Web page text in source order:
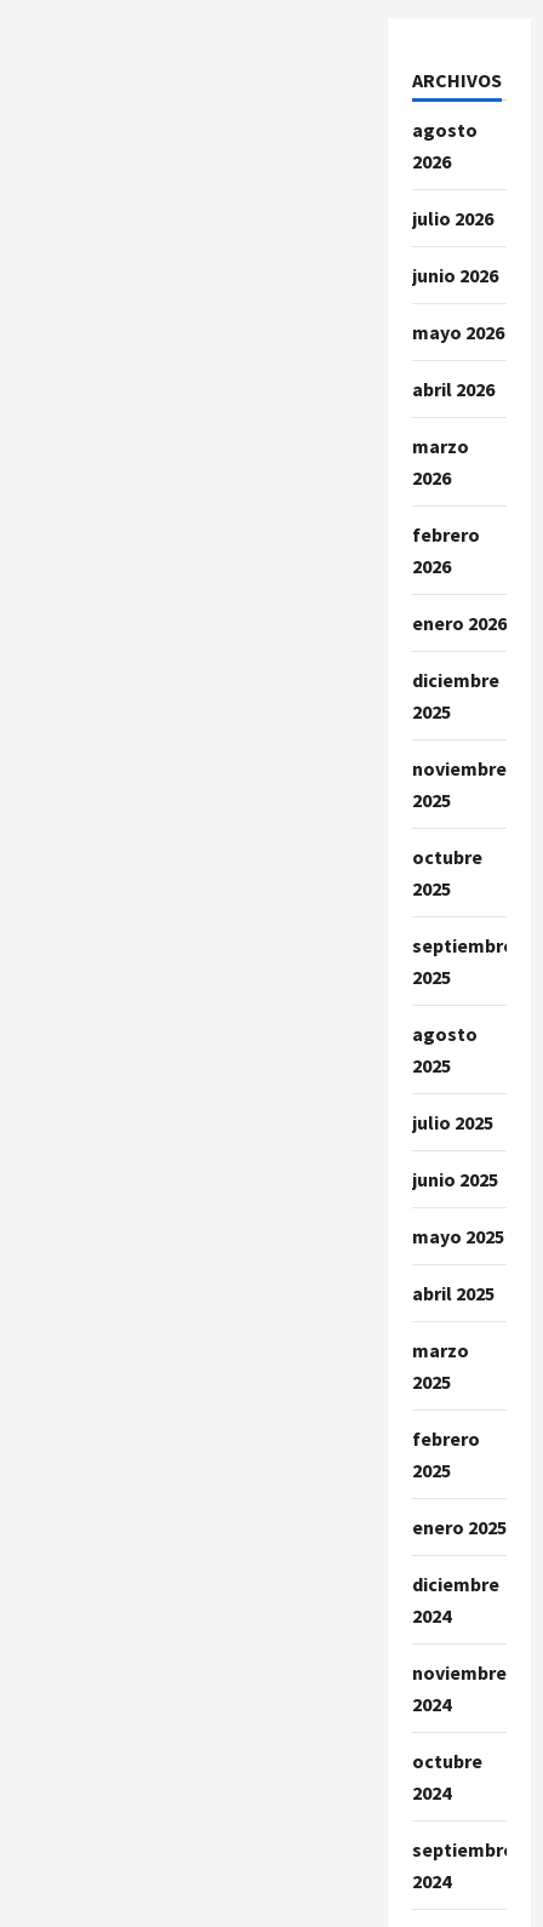
ARCHIVOS
agosto
2026
julio 2026
junio 2026
mayo 2026
abril 2026
marzo
2026
febrero
2026
enero 2026
diciembre
2025
noviembre
2025
octubre
2025
septiembre
2025
agosto
2025
julio 2025
junio 2025
mayo 2025
abril 2025
marzo
2025
febrero
2025
enero 2025
diciembre
2024
noviembre
2024
octubre
2024
septiembre
2024